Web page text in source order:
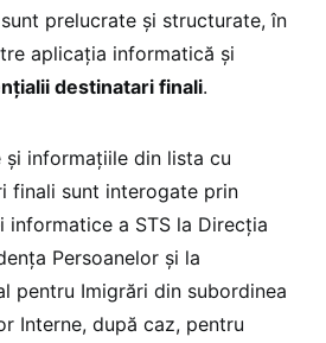
prelucrate și structurate, în
aplicaţia informatică și
destinatari finali.
și informațiile din lista cu
finali sunt interogate prin
informatice a STS la Direcția
Persoanelor și la
pentru Imigrări din subordinea
Interne, după caz, pentru